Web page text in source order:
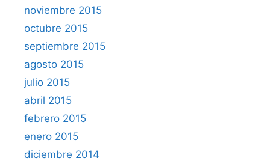
noviembre 2015
octubre 2015
septiembre 2015
agosto 2015
julio 2015
abril 2015
febrero 2015
enero 2015
diciembre 2014